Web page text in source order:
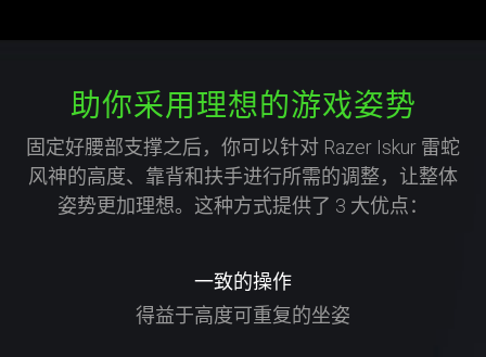
助你采用理想的游戏姿势
固定好腰部支撑之后，你可以针对 Razer Iskur 雷蛇
风神的高度、靠背和扶手进行所需的调整，让整体
姿势更加理想。这种方式提供了 3 大优点：
一致的操作
得益于高度可重复的坐姿